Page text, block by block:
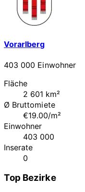
Vorarlberg
403 000 Einwohner
Fläche
2 601 km²
Ø Bruttomiete
€19.00/m²
Einwohner
403 000
Inserate
0
Top Bezirke